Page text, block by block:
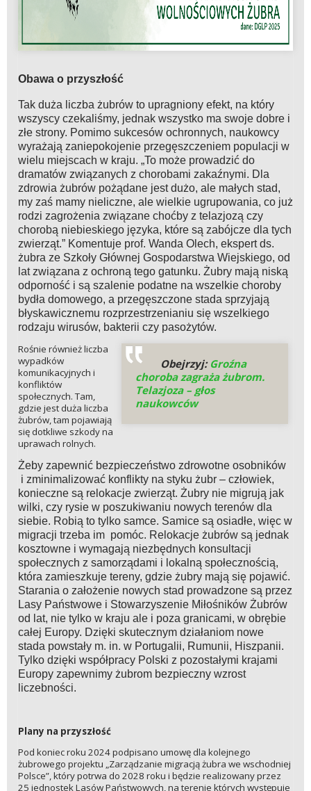
Obawa o przyszłość
Tak duża liczba żubrów to upragniony efekt, na który
wszyscy czekaliśmy, jednak wszystko ma swoje dobre i
złe strony. Pomimo sukcesów ochronnych, naukowcy
wyrażają zaniepokojenie przegęszczeniem populacji w
wielu miejscach w kraju. „To może prowadzić do
dramatów związanych z chorobami zakaźnymi. Dla
zdrowia żubrów pożądane jest dużo, ale małych stad,
my zaś mamy nieliczne, ale wielkie ugrupowania, co już
rodzi zagrożenia związane choćby z telazjozą czy
chorobą niebieskiego języka, które są zabójcze dla tych
zwierząt.” Komentuje prof. Wanda Olech, ekspert ds.
żubra ze Szkoły Głównej Gospodarstwa Wiejskiego, od
lat związana z ochroną tego gatunku. Żubry mają niską
odporność i są szalenie podatne na wszelkie choroby
bydła domowego, a przegęszczone stada sprzyjają
błyskawicznemu rozprzestrzenianiu się wszelkiego
rodzaju wirusów, bakterii czy pasożytów.
Obejrzyj: Groźna
choroba zagraża żubrom.
Telazjoza – głos
naukowców
Rośnie również liczba
wypadków
komunikacyjnych i
konfliktów
społecznych. Tam,
gdzie jest duża liczba
żubrów, tam pojawiają
się dotkliwe szkody na
uprawach rolnych.
Żeby zapewnić bezpieczeństwo zdrowotne osobników
i zminimalizować konflikty na styku żubr – człowiek,
konieczne są relokacje zwierząt. Żubry nie migrują jak
wilki, czy rysie w poszukiwaniu nowych terenów dla
siebie. Robią to tylko samce. Samice są osiadłe, więc w
migracji trzeba im pomóc. Relokacje żubrów są jednak
kosztowne i wymagają niezbędnych konsultacji
społecznych z samorządami i lokalną społecznością,
która zamieszkuje tereny, gdzie żubry mają się pojawić.
Starania o założenie nowych stad prowadzone są przez
Lasy Państwowe i Stowarzyszenie Miłośników Żubrów
od lat, nie tylko w kraju ale i poza granicami, w obrębie
całej Europy. Dzięki skutecznym działaniom nowe
stada powstały m. in. w Portugalii, Rumunii, Hiszpanii.
Tylko dzięki współpracy Polski z pozostałymi krajami
Europy zapewnimy żubrom bezpieczny wzrost
liczebności.
Plany na przyszłość
Pod koniec roku 2024 podpisano umowę dla kolejnego
żubrowego projektu „Zarządzanie migracją żubra we wschodniej
Polsce”, który potrwa do 2028 roku i będzie realizowany przez
25 jednostek Lasów Państwowych, na terenie których występuje